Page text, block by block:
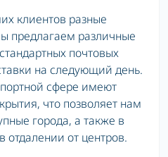
клиентов разные
предлагаем различные
почтовых
на следующий день.
сфере имеют
что позволяет нам
города, а также в
от центров.